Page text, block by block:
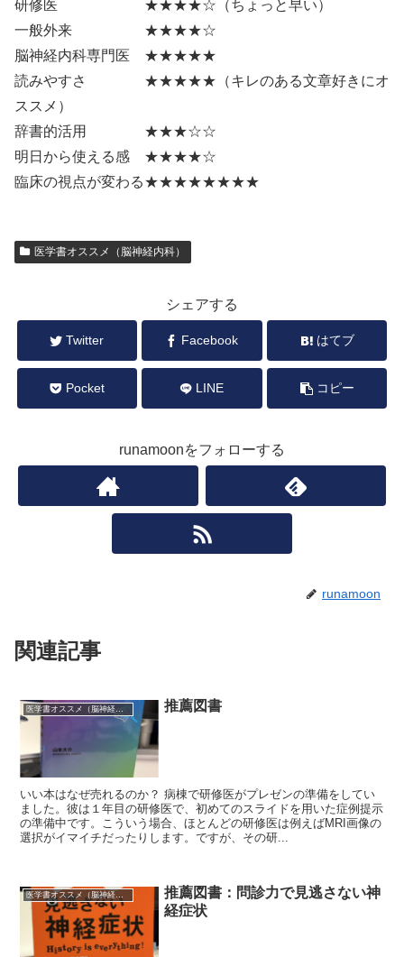
研修医 ★★★★☆（ちょっと早い）
一般外来 ★★★★☆
脳神経内科専門医 ★★★★★
読みやすさ ★★★★★（キレのある文章好きにオ
ススメ）
辞書的活用 ★★★☆☆
明日から使える感 ★★★★☆
臨床の視点が変わる★★★★★★★★
医学書オススメ（脳神経内科）
シェアする
Twitter Facebook はてブ
Pocket LINE コピー
runamoonをフォローする
runamoon
関連記事
医学書オススメ（脳神経内科） 推薦図書
いい本はなぜ売れるのか？ 病棟で研修医がプレゼンの準備をしてい
ました。彼は１年目の研修医で、初めてのスライドを用いた症例提示
の準備中です。こういう場合、ほとんどの研修医は例えばMRI画像の
選択がイマイチだったりします。ですが、その研...
医学書オススメ（脳神経内科）
推薦図書：問診力で見逃さない神
経症状